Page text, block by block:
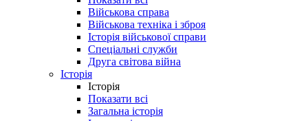
Військова справа
Військова техніка і зброя
Історія військової справи
Спеціальні служби
Друга світова війна
Історія
Історія
Показати всі
Загальна історія